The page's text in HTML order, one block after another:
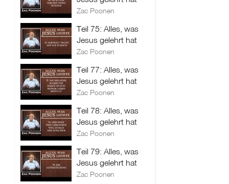
Zac Poonen
Teil 75: Alles, was
Jesus gelehrt hat
Zac Poonen
Teil 77: Alles, was
Jesus gelehrt hat
Zac Poonen
Teil 78: Alles, was
Jesus gelehrt hat
Zac Poonen
Teil 79: Alles, was
Jesus gelehrt hat
Zac Poonen